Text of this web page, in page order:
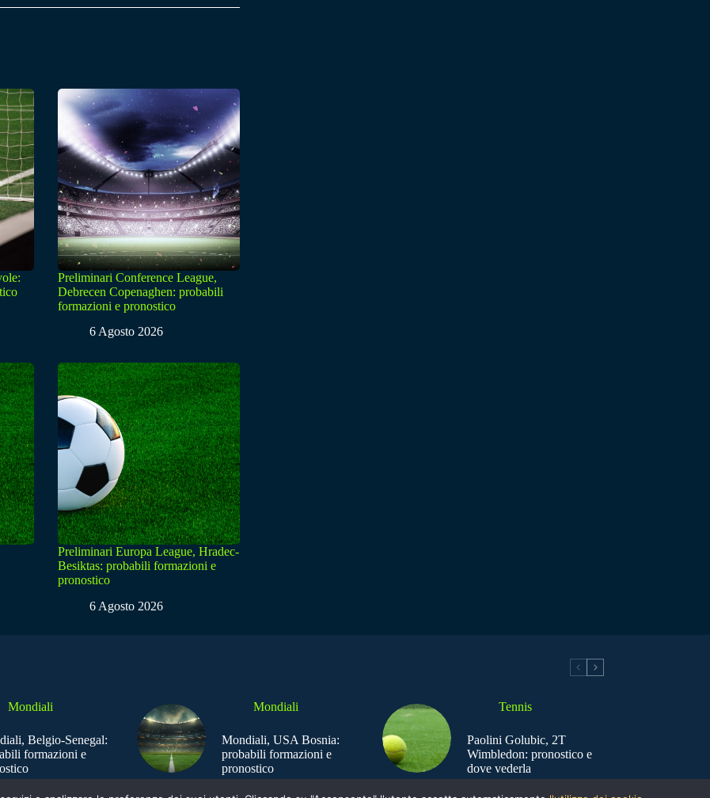
Preliminari Conference League,
Debrecen Copenaghen: probabili
formazioni e pronostico
6 Agosto 2026
Preliminari Europa League, Hradec-
Besiktas: probabili formazioni e
pronostico
6 Agosto 2026
Mondiali
Belgio-Senegal:
formazioni e
Mondiali
Mondiali, USA Bosnia:
probabili formazioni e
pronostico
Tennis
Paolini Golubic, 2T
Wimbledon: pronostico e
dove vederla